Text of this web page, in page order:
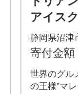
アイス
l 8個 セ
樹園 静
静岡県沼津
寄付金額
世界のグル
の王様”マ